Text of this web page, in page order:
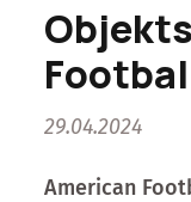
29.04.2024
American